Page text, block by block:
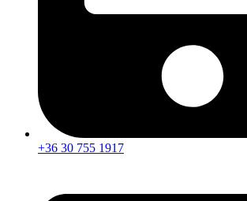
+36 30 755 1917